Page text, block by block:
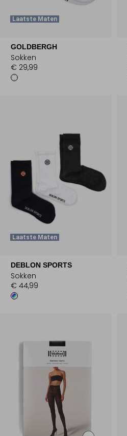
Laatste Maten
GOLDBERGH
Sokken
€ 29,99
Laatste Maten
DEBLON SPORTS
Sokken
€ 44,99